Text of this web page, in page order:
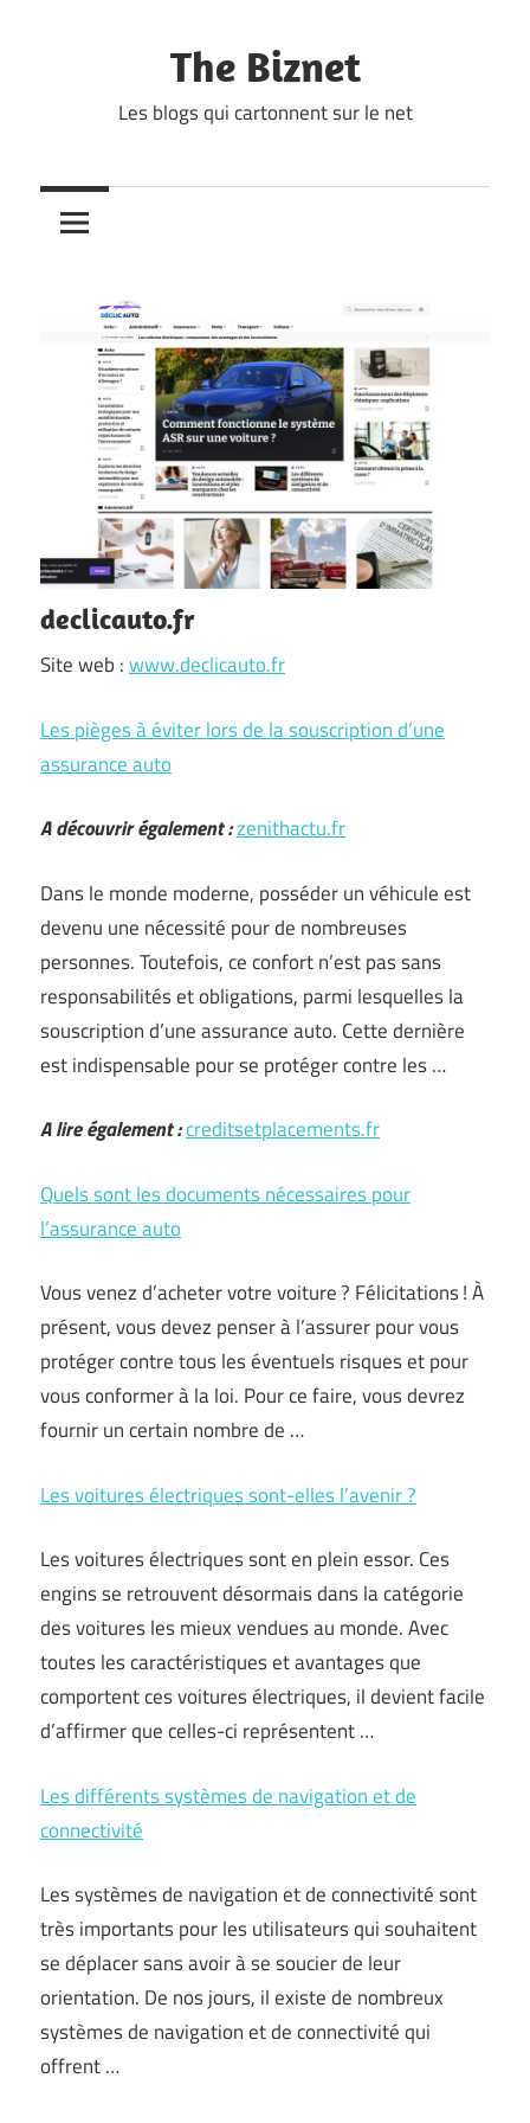
The Biznet
Les blogs qui cartonnent sur le net
declicauto.fr
Site web :www.declicauto.fr
Les pièges à éviter lors de la souscription d’une
assurance auto
A découvrir également :zenithactu.fr
Dans le monde moderne, posséder un véhicule est
devenu une nécessité pour de nombreuses
personnes. Toutefois, ce confort n’est pas sans
responsabilités et obligations, parmi lesquelles la
souscription d’une assurance auto. Cette dernière
est indispensable pour se protéger contre les …
A lire également :creditsetplacements.fr
Quels sont les documents nécessaires pour
l’assurance auto
Vous venez d’acheter votre voiture ? Félicitations ! À
présent, vous devez penser à l’assurer pour vous
protéger contre tous les éventuels risques et pour
vous conformer à la loi. Pour ce faire, vous devrez
fournir un certain nombre de …
Les voitures électriques sont-elles l’avenir ?
Les voitures électriques sont en plein essor. Ces
engins se retrouvent désormais dans la catégorie
des voitures les mieux vendues au monde. Avec
toutes les caractéristiques et avantages que
comportent ces voitures électriques, il devient facile
d’affirmer que celles-ci représentent …
Les différents systèmes de navigation et de
connectivité
Les systèmes de navigation et de connectivité sont
très importants pour les utilisateurs qui souhaitent
se déplacer sans avoir à se soucier de leur
orientation. De nos jours, il existe de nombreux
systèmes de navigation et de connectivité qui
offrent …